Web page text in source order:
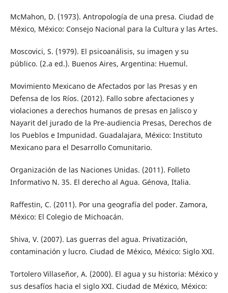
McMahon, D. (1973). Antropología de una presa. Ciudad de
México, México: Consejo Nacional para la Cultura y las Artes.
Moscovici, S. (1979). El psicoanálisis, su imagen y su
público. (2.a ed.). Buenos Aires, Argentina: Huemul.
Movimiento Mexicano de Afectados por las Presas y en
Defensa de los Ríos. (2012). Fallo sobre afectaciones y
violaciones a derechos humanos de presas en Jalisco y
Nayarit del jurado de la Pre-audiencia Presas, Derechos de
los Pueblos e Impunidad. Guadalajara, México: Instituto
Mexicano para el Desarrollo Comunitario.
Organización de las Naciones Unidas. (2011). Folleto
Informativo N. 35. El derecho al Agua. Génova, Italia.
Raffestin, C. (2011). Por una geografía del poder. Zamora,
México: El Colegio de Michoacán.
Shiva, V. (2007). Las guerras del agua. Privatización,
contaminación y lucro. Ciudad de México, México: Siglo XXI.
Tortolero Villaseñor, A. (2000). El agua y su historia: México y
sus desafíos hacia el siglo XXI. Ciudad de México, México: